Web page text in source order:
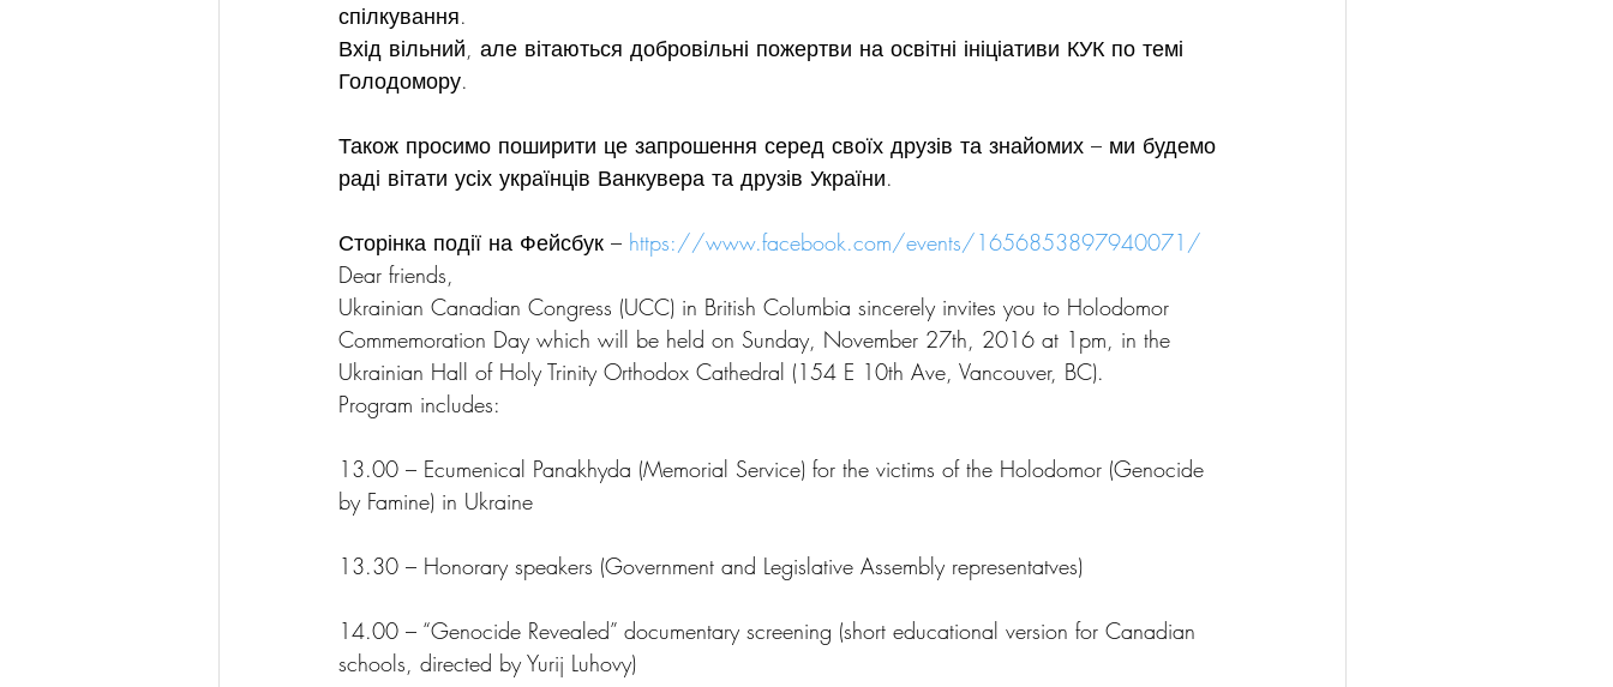
спілкування.
Вхід вільний, але вітаються добровільні пожертви на освітні ініціативи КУК по темі
Голодомору.
Також просимо поширити це запрошення серед своїх друзів та знайомих – ми будемо
раді вітати усіх українців Ванкувера та друзів України.
Сторінка події на Фейсбук – https://www.facebook.com/events/1656853897940071/
Dear friends,
Ukrainian Canadian Congress (UCC) in British Columbia sincerely invites you to Holodomor
Commemoration Day which will be held on Sunday, November 27th, 2016 at 1pm, in the
Ukrainian Hall of Holy Trinity Orthodox Cathedral (154 E 10th Ave, Vancouver, BC).
Program includes:
13.00 – Ecumenical Panakhyda (Memorial Service) for the victims of the Holodomor (Genocide
by Famine) in Ukraine
13.30 – Honorary speakers (Government and Legislative Assembly representatves)
14.00 – “Genocide Revealed” documentary screening (short educational version for Canadian
schools, directed by Yurij Luhovy)